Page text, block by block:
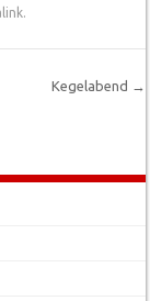
.
Kegelabend →